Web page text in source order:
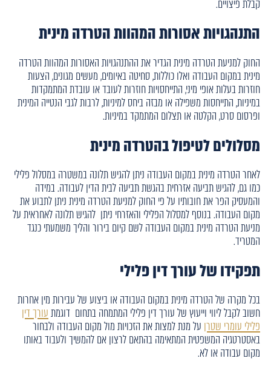
קבלת פיצויים.
התנהגויות אסורות המהוות הטרדה מינית
החוק למניעת הטרדה מינית הגדיר את ההתנהגויות האסורות המהוות הטרדה
מינית במקום העבודה ואלו כוללות, סחיטה באיומים, מעשים מגונים, הצעות
חוזרות בעלות אופי מיני, התייחסויות חוזרות לעובד או עובדת המתמקדות
במיניות, התייחסות משפילה או מבזה ביחס למיניות, לרבות לגבי הנטייה המינית
ופרסום סרט, הקלטה או תצלום המתמקד במיניות.
מסלולים לטיפול בהטרדה מינית
לאחר הטרדה מינית במקום העבודה ניתן להגיש תלונה במשטרה במסלול פלילי
כמו גם, להגיש תביעה אזרחית בהגשת תביעה לבית הדין לעבודה. במידה
והמעסיק הפר את חובותיו על פי החוק למניעת הטרדה מינית ניתן לתבוע את
מקום העבודה. בנוסף למסלול הפלילי והאזרחי ניתן להגיש תלונה לאחראית על
מניעת הטרדה מינית במקום העבודה לשם קיום בירור והליך משמעתי כנגד
המטריד.
תפקידו של עורך דין פלילי
בכל מקרה של הטרדה מינית במקום העבודה או ביצוע של עבירות מין אחרות
חשוב לקבל ליווי וייעוץ של עורך דין פלילי המתמחה בתחום דוגמתעורך דין
פלילי עומרי שטרן על מנת למצות את הזכויות מול מקום העבודה ולבחור
באסטרטגיה המשפטית המתאימה בהתאם לרצון אם להמשיך ולעבוד באותו
מקום עבודה או לא.